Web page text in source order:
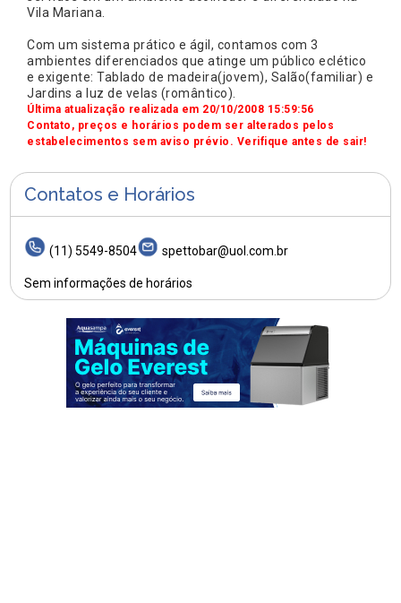
Vila Mariana.
Com um sistema prático e ágil, contamos com 3
ambientes diferenciados que atinge um público eclético
e exigente: Tablado de madeira(jovem), Salão(familiar) e
Jardins a luz de velas (romântico).
Última atualização realizada em 20/10/2008 15:59:56
Contato, preços e horários podem ser alterados pelos
estabelecimentos sem aviso prévio. Verifique antes de sair!
Contatos e Horários
(11) 5549-8504 spettobar@uol.com.br
Sem informações de horários